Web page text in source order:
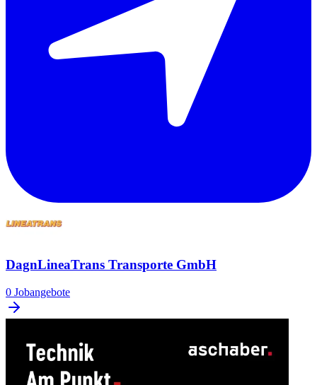
DagnLineaTrans Transporte GmbH
0 Jobangebote